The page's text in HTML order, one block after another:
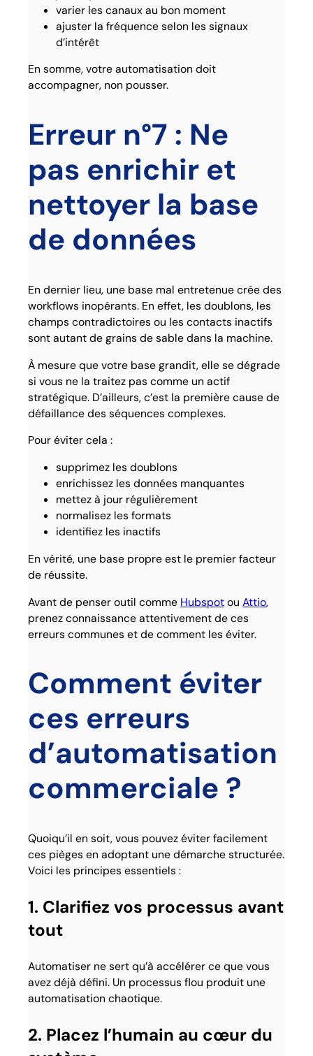
varier les canaux au bon moment
ajuster la fréquence selon les signaux
d’intérêt
En somme, votre automatisation doit
accompagner, non pousser.
Erreur n°7 : Ne
pas enrichir et
nettoyer la base
de données
En dernier lieu, une base mal entretenue crée des
workflows inopérants. En effet, les doublons, les
champs contradictoires ou les contacts inactifs
sont autant de grains de sable dans la machine.
À mesure que votre base grandit, elle se dégrade
si vous ne la traitez pas comme un actif
stratégique. D’ailleurs, c’est la première cause de
défaillance des séquences complexes.
Pour éviter cela :
supprimez les doublons
enrichissez les données manquantes
mettez à jour régulièrement
normalisez les formats
identifiez les inactifs
En vérité, une base propre est le premier facteur
de réussite.
Avant de penser outil comme HubspotouAttio,
prenez connaissance attentivement de ces
erreurs communes et de comment les éviter.
Comment éviter
ces erreurs
d’automatisation
commerciale ?
Quoiqu’il en soit, vous pouvez éviter facilement
ces pièges en adoptant une démarche structurée.
Voici les principes essentiels :
1. Clarifiez vos processus avant
tout
Automatiser ne sert qu’à accélérer ce que vous
avez déjà défini. Un processus flou produit une
automatisation chaotique.
2. Placez l’humain au cœur du